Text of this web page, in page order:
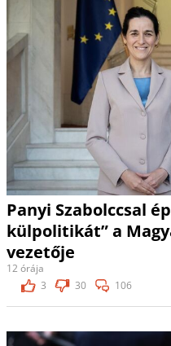
Panyi Szabolccsal
külpolitikát” a
vezetője
12 órája
3
30 106